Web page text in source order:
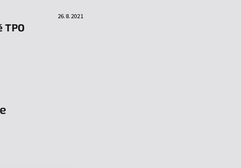
26.8.2021